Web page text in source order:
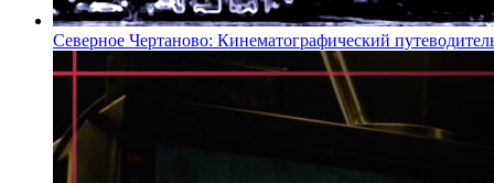
Северное Чертаново: Кинематографический